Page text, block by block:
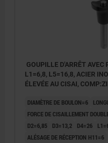
GOUPILLE D'ARRÊT
L1=6,8, L5=16,8, ACIER
ÉLEVÉE AU CISAI,
DIAMÈTRE DE BOULON=6
FORCE DE CISAILLEMENT
D2=6,85
D3=13,2 D4=26
ALÉSAGE DE RÉCEPTION H11=6